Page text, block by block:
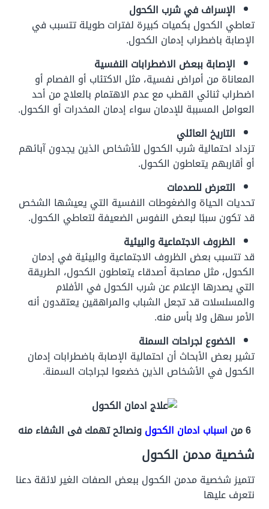
الإسراف في شرب الكحول
تعاطي الكحول بكميات كبيرة لفترات طويلة تتسبب في
الإصابة باضطراب إدمان الكحول.
الإصابة ببعض الاضطرابات النفسية
المعاناة من أمراض نفسية، مثل الاكتئاب أو الفصام أو
اضطراب ثنائي القطب مع عدم الاهتمام بالعلاج من أحد
العوامل المسببة للإدمان سواء إدمان المخدرات أو الكحول.
التاريخ العائلي
تزداد احتمالية شرب الكحول للأشخاص الذين يجدون آبائهم
أو أقاربهم يتعاطون الكحول.
التعرض للصدمات
تحديات الحياة والضغوطات النفسية التي يعيشها الشخص
قد تكون سببًا لبعض النفوس الضعيفة لتعاطي الكحول.
الظروف الاجتماعية والبيئية
قد تتسبب بعض الظروف الاجتماعية والبيئية في إدمان
الكحول، مثل مصاحبة أصدقاء يتعاطون الكحول، الطريقة
التي يصدرها الإعلام عن شرب الكحول في الأفلام
والمسلسلات قد تجعل الشباب والمراهقين يعتقدون أنه
الأمر سهل ولا بأس منه.
الخضوع لجراحات السمنة
تشير بعض الأبحاث أن احتمالية الإصابة باضطرابات إدمان
الكحول في الأشخاص الذين خضعوا لجراجات السمنة.
6 من اسباب ادمان الكحولونصائح تهمك فى الشفاء منه
شخصية مدمن الكحول
تتميز شخصية مدمن الكحول ببعض الصفات الغير لائقة دعنا
نتعرف عليها